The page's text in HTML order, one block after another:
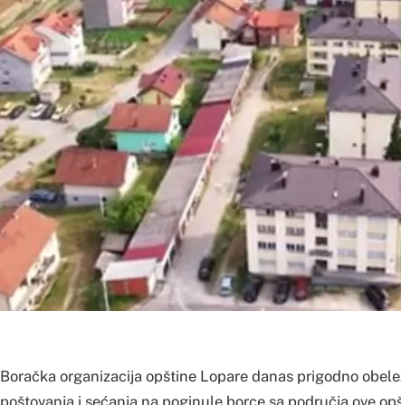
Boračka organizacija opštine Lopare danas prigodno
poštovanja i sećanja na poginule borce sa područja ove